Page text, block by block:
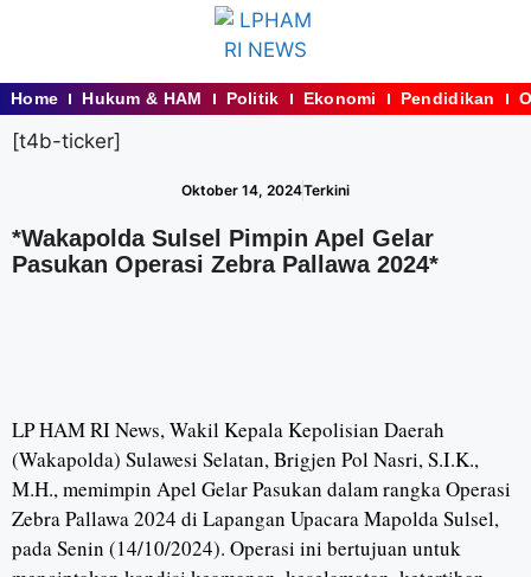
Home Hukum & HAM Politik Ekonomi Pendidikan
[t4b-ticker]
Oktober 14, 2024Terkini
*Wakapolda Sulsel Pimpin Apel Gelar
Pasukan Operasi Zebra Pallawa 2024*
LP HAM RI News, Wakil Kepala Kepolisian Daerah
(Wakapolda) Sulawesi Selatan, Brigjen Pol Nasri, S.I.K.,
M.H., memimpin Apel Gelar Pasukan dalam rangka Operasi
Zebra Pallawa 2024 di Lapangan Upacara Mapolda Sulsel,
pada Senin (14/10/2024). Operasi ini bertujuan untuk